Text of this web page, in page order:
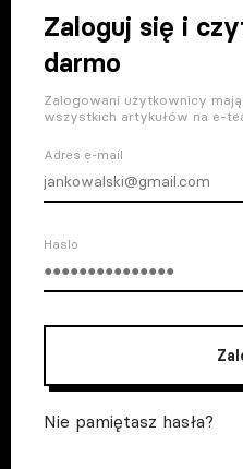
Zaloguj się i
darmo
Zalogowani użytkownicy
wszystkich artykułów na e-
Adres e-mail
Haslo
Nie pamiętasz hasła?